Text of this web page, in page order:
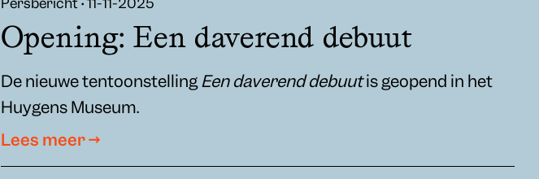
Persbericht • 11-11-2025
Opening: Een daverend debuut
De nieuwe tentoonstelling Een daverend debuutis geopend in het
Huygens Museum.
Lees meer →